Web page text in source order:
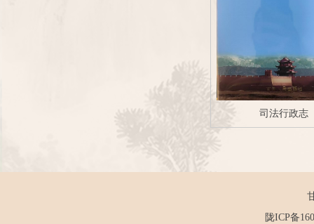
司法行政志
陇ICP备